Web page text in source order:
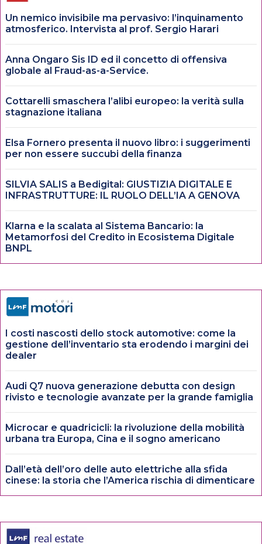
Un nemico invisibile ma pervasivo: l’inquinamento
atmosferico. Intervista al prof. Sergio Harari
Anna Ongaro Sis ID ed il concetto di offensiva
globale al Fraud-as-a-Service.
Cottarelli smaschera l’alibi europeo: la verità sulla
stagnazione italiana
Elsa Fornero presenta il nuovo libro: i suggerimenti
per non essere succubi della finanza
SILVIA SALIS a Bedigital: GIUSTIZIA DIGITALE E
INFRASTRUTTURE: IL RUOLO DELL’IA A GENOVA
Klarna e la scalata al Sistema Bancario: la
Metamorfosi del Credito in Ecosistema Digitale
BNPL
I costi nascosti dello stock automotive: come la
gestione dell’inventario sta erodendo i margini dei
dealer
Audi Q7 nuova generazione debutta con design
rivisto e tecnologie avanzate per la grande famiglia
Microcar e quadricicli: la rivoluzione della mobilità
urbana tra Europa, Cina e il sogno americano
Dall’età dell’oro delle auto elettriche alla sfida
cinese: la storia che l’America rischia di dimenticare